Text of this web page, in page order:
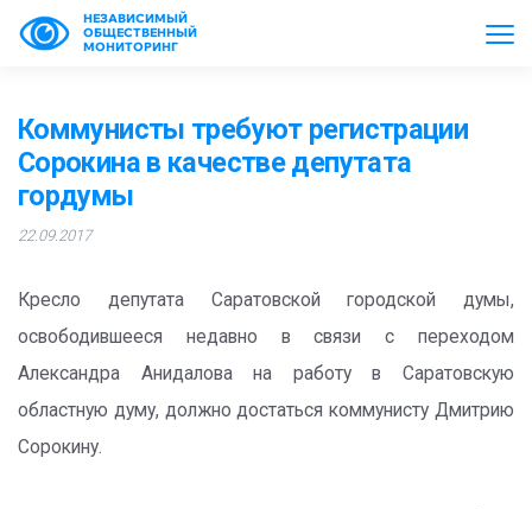
НЕЗАВИСИМЫЙ
ОБЩЕСТВЕННЫЙ
МОНИТОРИНГ
Коммунисты требуют регистрации
Сорокина в качестве депутата
гордумы
22.09.2017
Кресло депутата Саратовской городской думы,
освободившееся недавно в связи с переходом
Александра Анидалова на работу в Саратовскую
областную думу, должно достаться коммунисту Дмитрию
Сорокину.